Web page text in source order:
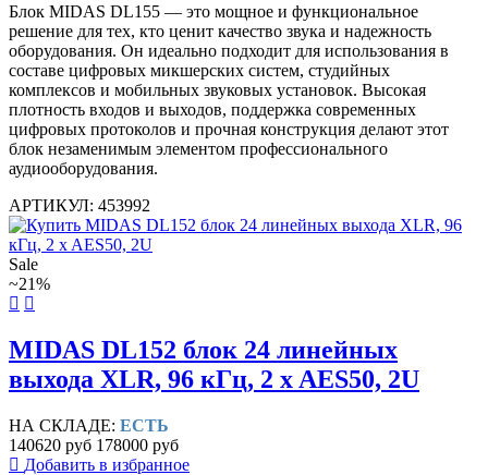
Блок MIDAS DL155 — это мощное и функциональное
решение для тех, кто ценит качество звука и надежность
оборудования. Он идеально подходит для использования в
составе цифровых микшерских систем, студийных
комплексов и мобильных звуковых установок. Высокая
плотность входов и выходов, поддержка современных
цифровых протоколов и прочная конструкция делают этот
блок незаменимым элементом профессионального
аудиооборудования.
АРТИКУЛ: 453992
Sale
~21%
MIDAS DL152 блок 24 линейных
выхода XLR, 96 кГц, 2 x AES50, 2U
НА СКЛАДЕ: ЕСТЬ
140620 руб 178000 руб
Добавить в избранное